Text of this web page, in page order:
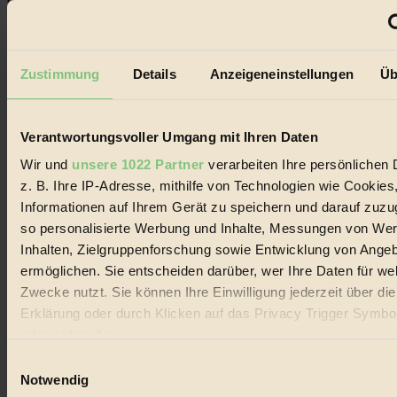
Zustimmung Details Anzeigeneinstellungen
Verantwortungsvoller Umgang mit Ihren Daten
Wir und unsere 1022 Partner verarbeiten Ihre persönlichen
z. B. Ihre IP-Adresse, mithilfe von Technologien wie
Informationen auf Ihrem Gerät zu speichern und darauf
so personalisierte Werbung und Inhalte, Messungen von
Inhalten, Zielgruppenforschung sowie Entwicklung von
ermöglichen. Sie entscheiden darüber, wer Ihre Daten für
Zwecke nutzt. Sie können Ihre Einwilligung jederzeit über
Erklärung oder durch Klicken auf das Privacy Trigger
Wenn Sie es erlauben, würden wir auch gerne:
Notwendig
seine Bewegungen festzuhalten.
Freilandhühnerbetrieb vorbeischauen.
Mitteleuropa inziwschen oft zu Hause.
GEMEINER:Es gibt nun Weinflaschen, die nach
Entleerung voll wieder zu dir zurückkommen.